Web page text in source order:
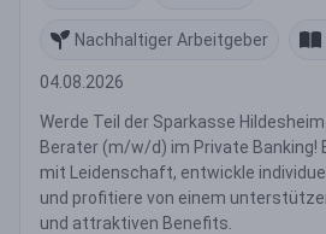
Nachhaltiger Arbeitgeber
04.08.2026
Werde Teil der Sparkasse
Berater (m/w/d) im Private Banking!
mit Leidenschaft, entwickle
und profitiere von einem
und attraktiven Benefits.